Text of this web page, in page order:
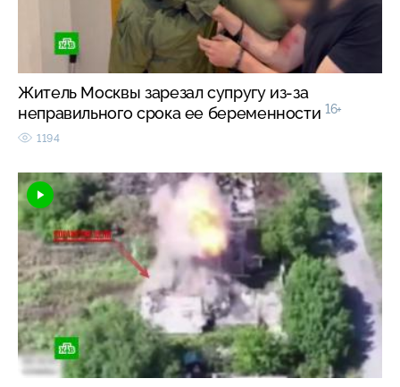
Житель Москвы зарезал супругу из-за
неправильного срока ее беременности 16+
1194